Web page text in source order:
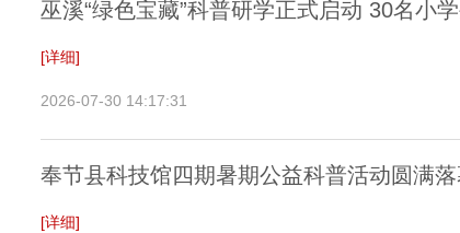
巫溪“绿色宝藏”科普研学正式启动 30名小
[详细]
2026-07-30 14:17:31
奉节县科技馆四期暑期公益科普活动圆满落
[详细]